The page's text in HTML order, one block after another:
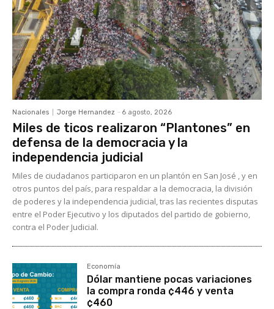
Nacionales Jorge Hernandez - 6 agosto, 2026
Miles de ticos realizaron “Plantones” en
defensa de la democracia y la
independencia judicial
Miles de ciudadanos participaron en un plantón en San José , y en
otros puntos del país, para respaldar a la democracia, la división
de poderes y la independencia judicial, tras las recientes disputas
entre el Poder Ejecutivo y los diputados del partido de gobierno,
contra el Poder Judicial.
Economía
Dólar mantiene pocas variaciones
la compra ronda ¢446 y venta
¢460